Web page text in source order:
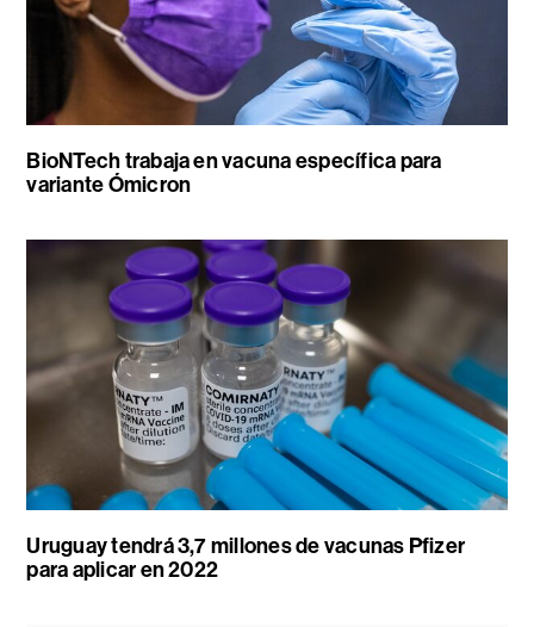
BioNTech trabaja en vacuna específica para
variante Ómicron
Uruguay tendrá 3,7 millones de vacunas Pfizer
para aplicar en 2022